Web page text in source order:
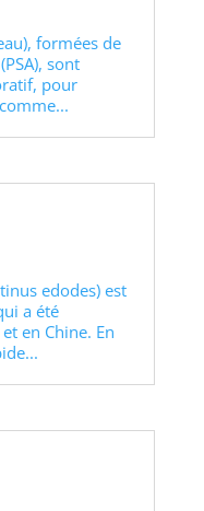
formées de
sont
pour
edodes) est
a été
en Chine. En